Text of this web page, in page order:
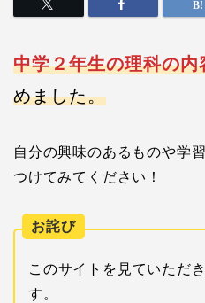
中学２年生の理科の内
めました。
自分の興味のあるものや学
つけてみてください！
お詫び
このサイトを見ていただ
す。